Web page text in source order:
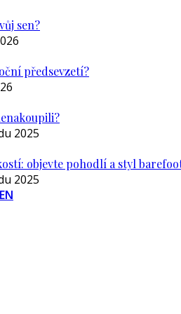
sen?
předsevzetí?
2025
objevte pohodlí a styl
2025